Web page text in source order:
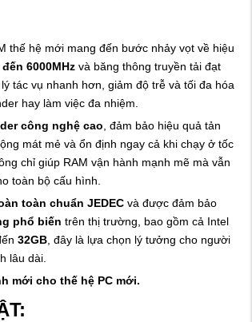
thế hệ mới mang đến bước nhảy vọt về hiệu
6000MHzvà băng thông truyền tải đạt
tác vụ nhanh hơn, giảm độ trễ và tối đa hóa
hay làm việc đa nhiệm.
công nghệ cao , đảm bảo hiệu quả tản
mát mẻ và ổn định ngay cả khi chạy ở tốc
chỉ giúp RAM vận hành mạnh mẽ mà vẫn
toàn bộ cấu hình.
toàn chuẩn JEDECvà được đảm bảo
phổ biến trên thị trường, bao gồm cả Intel
32GB, đây là lựa chọn lý tưởng cho người
lâu dài.
mới cho thế hệ PC mới.